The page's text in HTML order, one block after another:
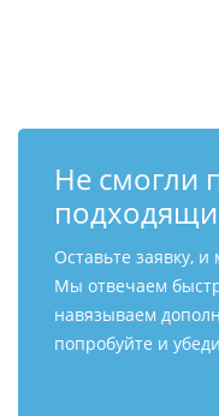
Не смогли
Оставьте заявку,
Мы отвечаем
навязываем
попробуйте и